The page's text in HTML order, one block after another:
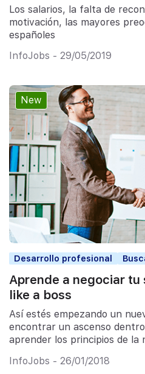
Los salarios, la falta de
motivación, las mayores
españoles
InfoJobs - 29/05/2019
New
Desarrollo profesional
Aprende a negociar
like a boss
Así estés empezando un
encontrar un ascenso
aprender los principios de la
InfoJobs - 26/01/2018